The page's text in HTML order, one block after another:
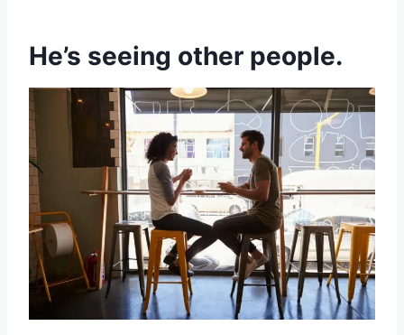
He’s seeing other people.